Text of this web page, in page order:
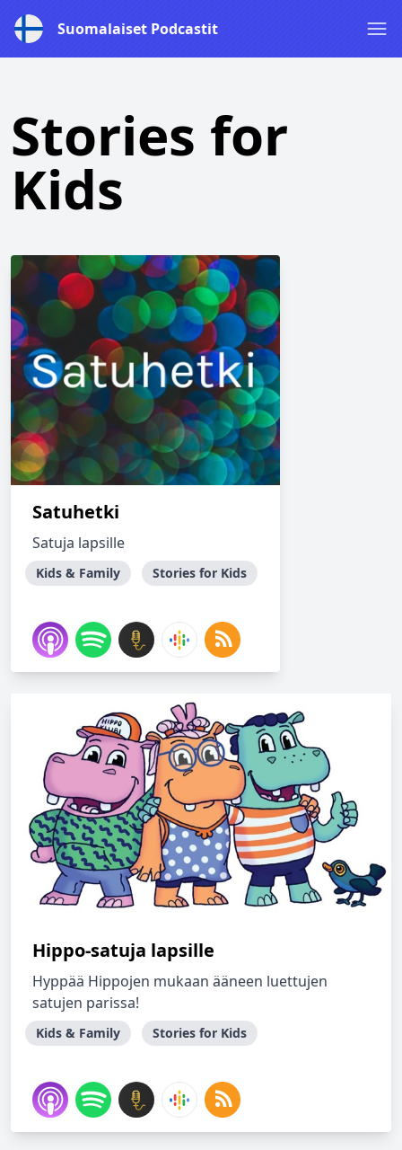
Suomalaiset Podcastit
Stories for
Kids
Satuhetki
Satuja lapsille
Kids & Family Stories for Kids
Hippo-satuja lapsille
Hyppää Hippojen mukaan ääneen luettujen
satujen parissa!
Kids & Family Stories for Kids